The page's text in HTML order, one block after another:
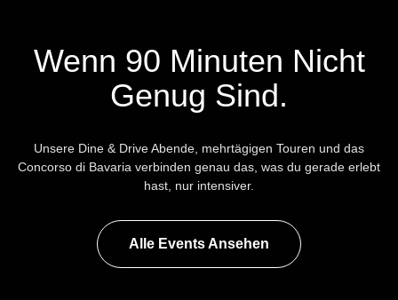
Wenn 90 Minuten Nicht
Genug Sind.
Unsere Dine & Drive Abende, mehrtägigen Touren und das
Concorso di Bavaria verbinden genau das, was du gerade erlebt
hast, nur intensiver.
Alle Events Ansehen